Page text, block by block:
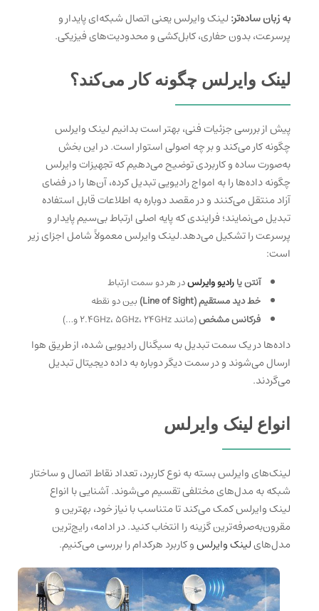
به زبان ساده‌تر: لینک وایرلس یعنی اتصال شبکه‌ای پایدار و
پرسرعت، بدون حفاری، کابل‌کشی و محدودیت‌های فیزیکی.
لینک وایرلس چگونه کار می‌کند؟
پیش از بررسی جزئیات فنی، بهتر است بدانیم لینک وایرلس
چگونه کار می‌کند و بر چه اصولی استوار است. در این بخش
به‌صورت ساده و کاربردی توضیح می‌دهیم که تجهیزات وایرلس
چگونه داده‌ها را به امواج رادیویی تبدیل کرده، آن‌ها را در فضای
آزاد منتقل می‌کنند و در مقصد دوباره به اطلاعات قابل استفاده
تبدیل می‌نمایند؛ فرایندی که پایه اصلی ارتباط بی‌سیم پایدار و
پرسرعت را تشکیل می‌دهد.لینک وایرلس معمولاً شامل اجزای زیر
است:
آنتن یارادیو وایرلسدر هر دو سمت ارتباط
خط دید مستقیم (Line of Sight)
بین دو نقطه
فرکانس مشخص(مانند 2.4GHz، 5GHz، 24GHz و…)
داده‌ها در یک سمت تبدیل به سیگنال رادیویی شده، از طریق هوا
ارسال می‌شوند و در سمت دیگر دوباره به داده دیجیتال تبدیل
می‌گردند.
انواع لینک وایرلس
لینک‌های وایرلس بسته به نوع کاربرد، تعداد نقاط اتصال و ساختار
شبکه به مدل‌های مختلفی تقسیم می‌شوند. آشنایی با انواع
لینک وایرلس کمک می‌کند تا متناسب با نیاز خود، بهترین و
مقرون‌به‌صرفه‌ترین گزینه را انتخاب کنید. در ادامه، رایج‌ترین
مدل‌هایلینک وایرلسو کاربرد هرکدام را بررسی می‌کنیم.